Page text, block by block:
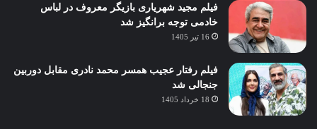
فیلم مجید شهریاری بازیگر معروف در لباس
خادمی توجه برانگیز شد
16 تیر 1405
فیلم رفتار عجیب همسر محمد نادری مقابل دوربین
جنجالی شد
18 خرداد 1405